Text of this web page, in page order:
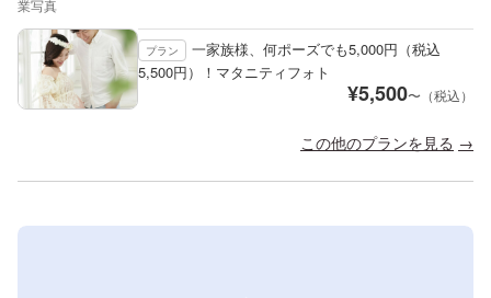
業写真
プラン
一家族様、何ポーズでも5,000円（税込
5,500円）！マタニティフォト
¥5,500〜（税込）
この他のプランを見る